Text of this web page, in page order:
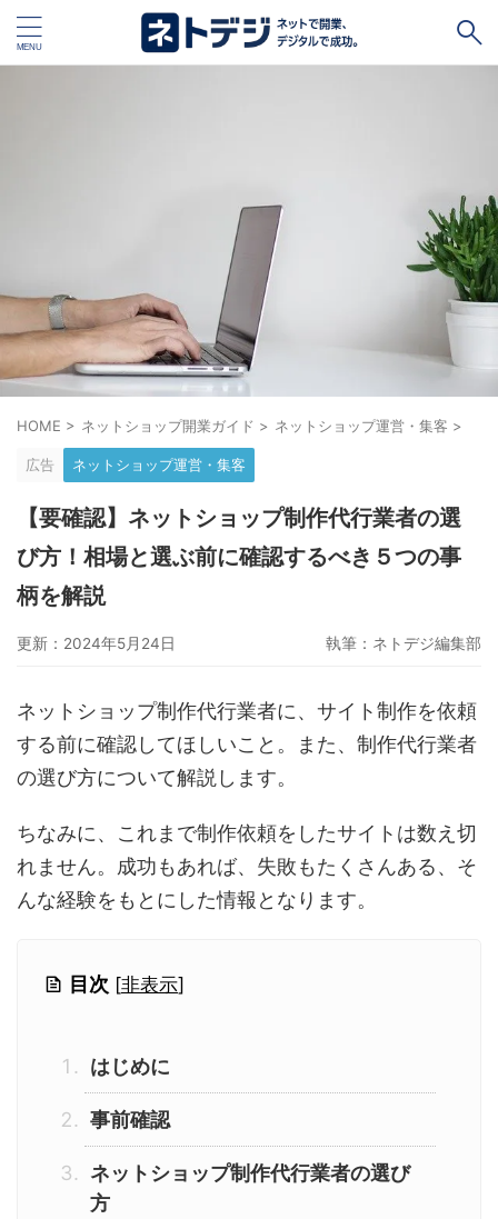
無料ネットショップ
Shopify
ペライチ キャッシュレス決済端末１vs１
POSレジ スマレジ カラーミーショップ
楽天ペイ stera pack WordPress
ハンドメイド販売 ホームページ作成サービス１vs１
グーペ デジタルコンテンツ販売 仕入れサイト
Ameba Ownd makeshop 無料ビジネスツール
HOME > ネットショップ開業ガイド > ネットショップ運営・集客 >
広告 ネットショップ運営・集客
【要確認】ネットショップ制作代行業者の選
び方！相場と選ぶ前に確認するべき５つの事
柄を解説
更新：2024年5月24日 執筆： ネトデジ編集部
ネットショップ制作代行業者に、サイト制作を依頼
する前に確認してほしいこと。また、制作代行業者
の選び方について解説します。
ちなみに、これまで制作依頼をしたサイトは数え切
れません。成功もあれば、失敗もたくさんある、そ
んな経験をもとにした情報となります。
目次 [非表示]
はじめに
事前確認
ネットショップ制作代行業者の選び
方